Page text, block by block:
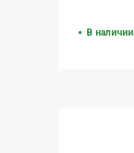
В наличии